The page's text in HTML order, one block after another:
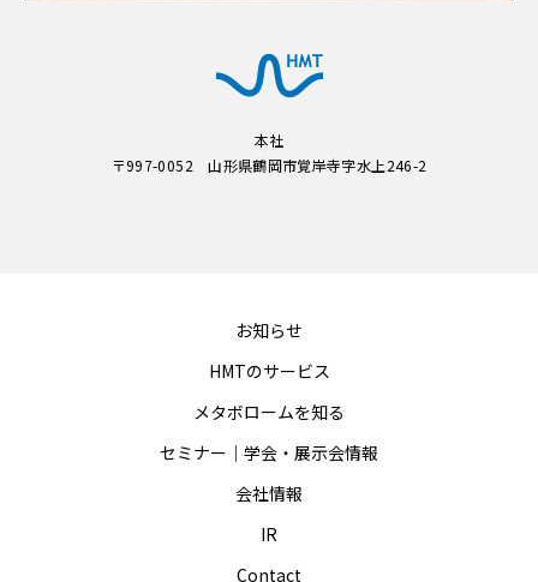
本社
〒997-0052 山形県鶴岡市覚岸寺字水上246-2
お知らせ
HMTのサービス
メタボロームを知る
セミナー｜学会・展示会情報
会社情報
IR
Contact